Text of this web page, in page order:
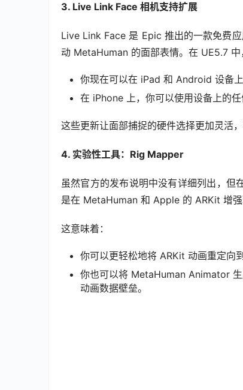
3. Live Link Face 相机支持扩展
Live Link Face 是 Epic 推出的一款免费
动 MetaHuman 的面部表情。在 UE5.7
你现在可以在 iPad 和 Android 设备
在 iPhone 上，你可以使用设备上的任
这些更新让面部捕捉的硬件选择更加灵活
4. 实验性工具：Rig Mapper
虽然官方的发布说明中没有详细列出，
是在 MetaHuman 和 Apple 的 ARKit 增
这意味着：
你可以更轻松地将 ARKit 动画重定向
你也可以将 MetaHuman Animator
动画数据壁垒。